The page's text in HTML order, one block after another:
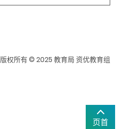
版权所有 © 2025 教育局 资优教育组
页首